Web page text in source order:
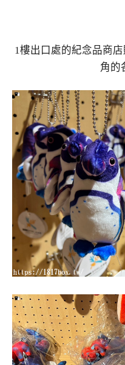
1樓出口處的紀念品商
角的